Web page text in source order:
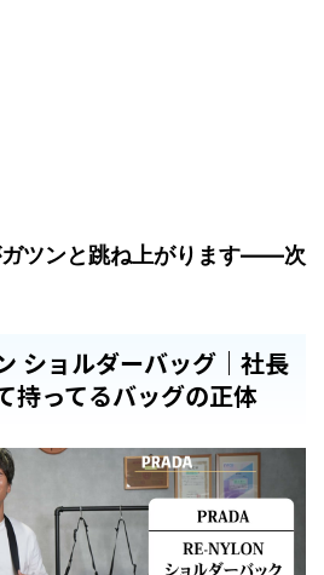
ガツンと跳ね上がります——次
ショルダーバッグ｜社長
持ってるバッグの正体